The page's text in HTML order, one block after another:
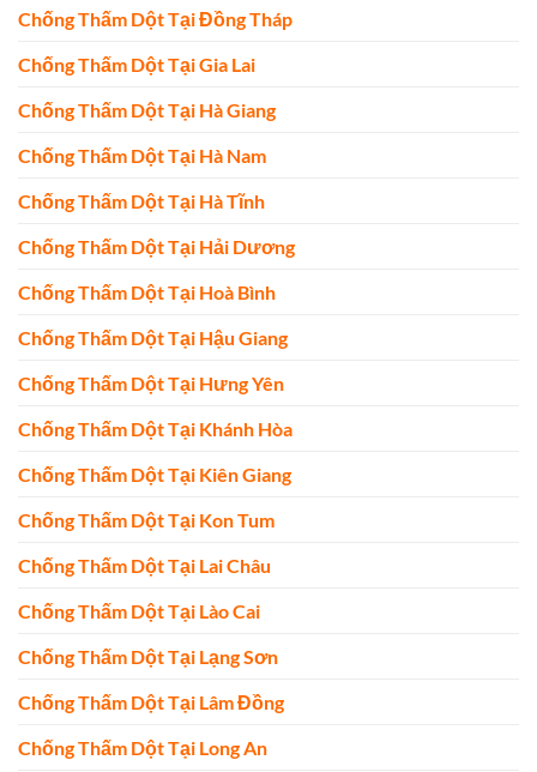
Chống Thấm Dột Tại Đồng Tháp
Chống Thấm Dột Tại Gia Lai
Chống Thấm Dột Tại Hà Giang
Chống Thấm Dột Tại Hà Nam
Chống Thấm Dột Tại Hà Tĩnh
Chống Thấm Dột Tại Hải Dương
Chống Thấm Dột Tại Hoà Bình
Chống Thấm Dột Tại Hậu Giang
Chống Thấm Dột Tại Hưng Yên
Chống Thấm Dột Tại Khánh Hòa
Chống Thấm Dột Tại Kiên Giang
Chống Thấm Dột Tại Kon Tum
Chống Thấm Dột Tại Lai Châu
Chống Thấm Dột Tại Lào Cai
Chống Thấm Dột Tại Lạng Sơn
Chống Thấm Dột Tại Lâm Đồng
Chống Thấm Dột Tại Long An